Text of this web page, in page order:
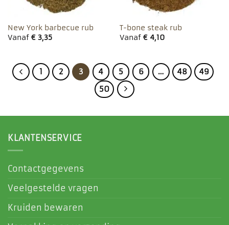
New York barbecue rub
Vanaf €3,35
T-bone steak rub
Vanaf €4,10
1 2 3 4 5 6 … 48
49
50
KLANTENSERVICE
Contactgegevens
Veelgestelde vragen
Kruiden bewaren